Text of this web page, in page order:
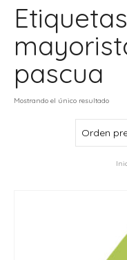
pascua
Mostrando el único resultado